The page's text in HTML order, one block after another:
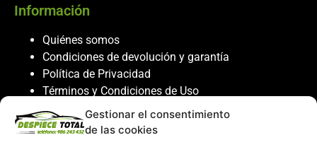
Gestionar el consentimiento
de las cookies
Información
Quiénes somos
Condiciones de devolución y garantía
Política de Privacidad
Términos y Condiciones de Uso
Política de Cookies
Servicio al cliente